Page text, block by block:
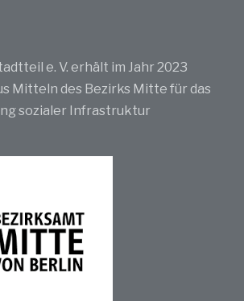
e. V. erhält im Jahr 2023
Mitteln des Bezirks Mitte für das
sozialer Infrastruktur